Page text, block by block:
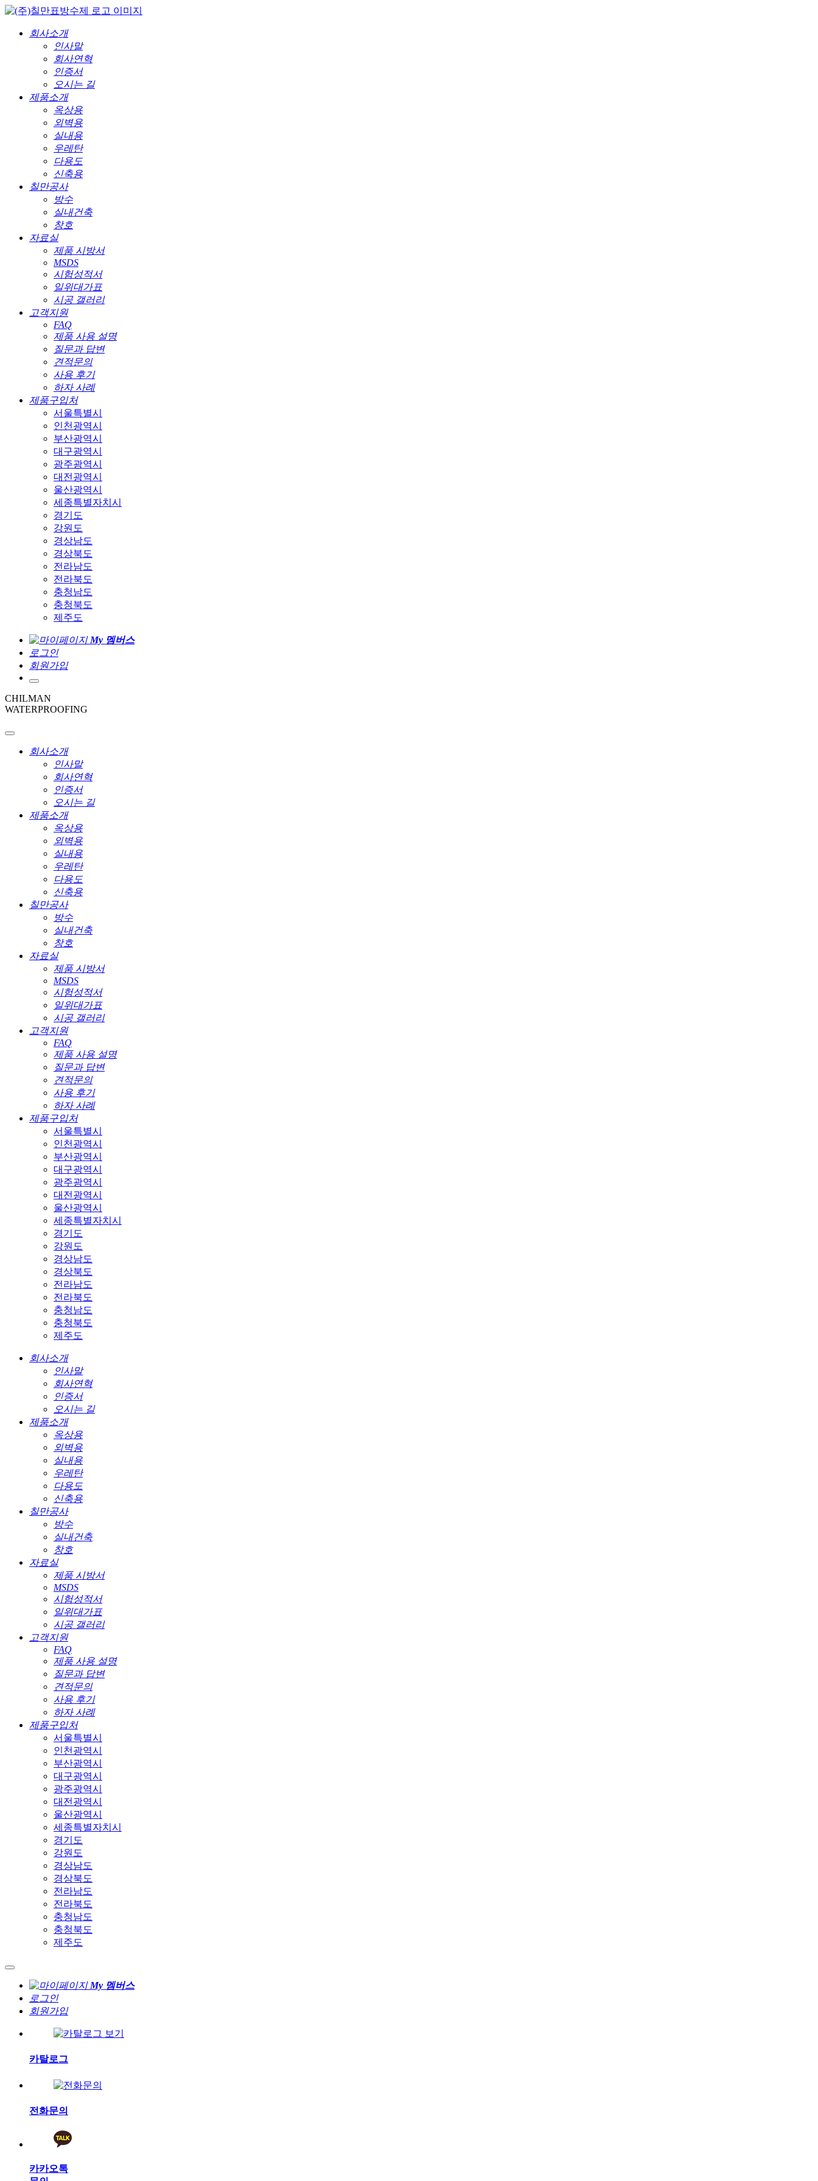
회사소개
인사말
회사연혁
인증서
오시는 길
제품소개
옥상용
외벽용
실내용
우레탄
다용도
신축용
칠만공사
방수
실내건축
창호
자료실
제품 시방서
MSDS
시험성적서
일위대가표
시공 갤러리
고객지원
FAQ
제품 사용 설명
질문과 답변
견적문의
사용 후기
하자 사례
제품구입처
서울특별시
인천광역시
부산광역시
대구광역시
광주광역시
대전광역시
울산광역시
세종특별자치시
경기도
강원도
경상남도
경상북도
전라남도
전라북도
충청남도
충청북도
제주도
My 멤버스
로그인
회원가입
CHILMAN
WATERPROOFING
회사소개
인사말
회사연혁
인증서
오시는 길
제품소개
옥상용
외벽용
실내용
우레탄
다용도
신축용
칠만공사
방수
실내건축
창호
자료실
제품 시방서
MSDS
시험성적서
일위대가표
시공 갤러리
고객지원
FAQ
제품 사용 설명
질문과 답변
견적문의
사용 후기
하자 사례
제품구입처
서울특별시
인천광역시
부산광역시
대구광역시
광주광역시
대전광역시
울산광역시
세종특별자치시
경기도
강원도
경상남도
경상북도
전라남도
전라북도
충청남도
충청북도
제주도
회사소개
인사말
회사연혁
인증서
오시는 길
제품소개
옥상용
외벽용
실내용
우레탄
다용도
신축용
칠만공사
방수
실내건축
창호
자료실
제품 시방서
MSDS
시험성적서
일위대가표
시공 갤러리
고객지원
FAQ
제품 사용 설명
질문과 답변
견적문의
사용 후기
하자 사례
제품구입처
서울특별시
인천광역시
부산광역시
대구광역시
광주광역시
대전광역시
울산광역시
세종특별자치시
경기도
강원도
경상남도
경상북도
전라남도
전라북도
충청남도
충청북도
제주도
My 멤버스
로그인
회원가입
카탈로그
전화문의
카카오톡